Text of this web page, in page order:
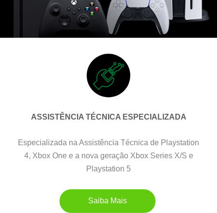
ASSISTÊNCIA TÉCNICA ESPECIALIZADA
Especializada na Assistência Técnica de Playstation
4, Xbox One e a nova geração Xbox Series X/S e
Playstation 5
Saiba Mais